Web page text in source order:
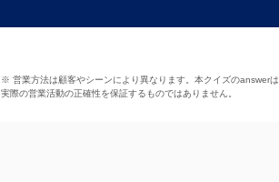
※ 営業方法は顧客やシーンにより異なります。本クイズのanswerは
実際の営業活動の正確性を保証するものではありません。